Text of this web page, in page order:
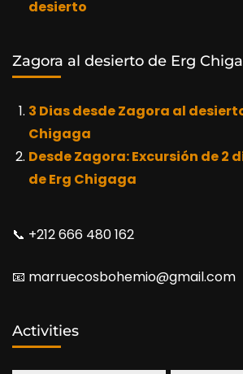
desierto
Zagora al desierto de Erg
3 Dias desde Zagora al
Chigaga
Desde Zagora: Excursión de 2
de Erg Chigaga
📞​ +212 666 480 162
📧​ marruecosbohemio@gmail.com
Activities